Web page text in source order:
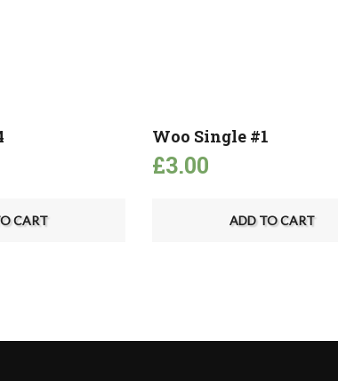
CART
Woo Single #1
£3.00
ADD TO CART